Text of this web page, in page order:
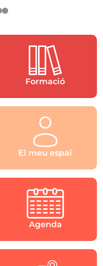
Formació
El meu espai
Agenda